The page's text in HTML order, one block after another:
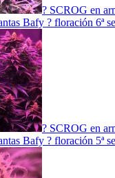
? SCROG en
Bafy ? floración 6ª
? SCROG en
Bafy ? floración 5ª